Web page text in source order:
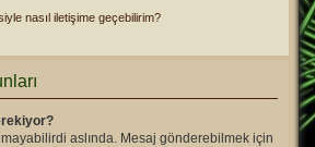
nasıl iletişime geçebilirim?
aslında. Mesaj gönderebilmek için